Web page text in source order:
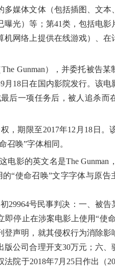
媒体文体（包括插图、文
光）等；第41类，包括电
网络上提供在线游戏）、
Gunman），并委托被告
18日在国内影院发行。该
后一项任务后，被人追杀而
，期限至2017年12月18日。
召唤”字体相同。
影的英文名是The Gunman
“使命召唤”文字字体与原告
29964号民事判决 ： 一、被告
停止在涉案电影上使用“使
声明，就其侵权行为消除
公司合理开支30万元；六
院于2018年7月25日作出（